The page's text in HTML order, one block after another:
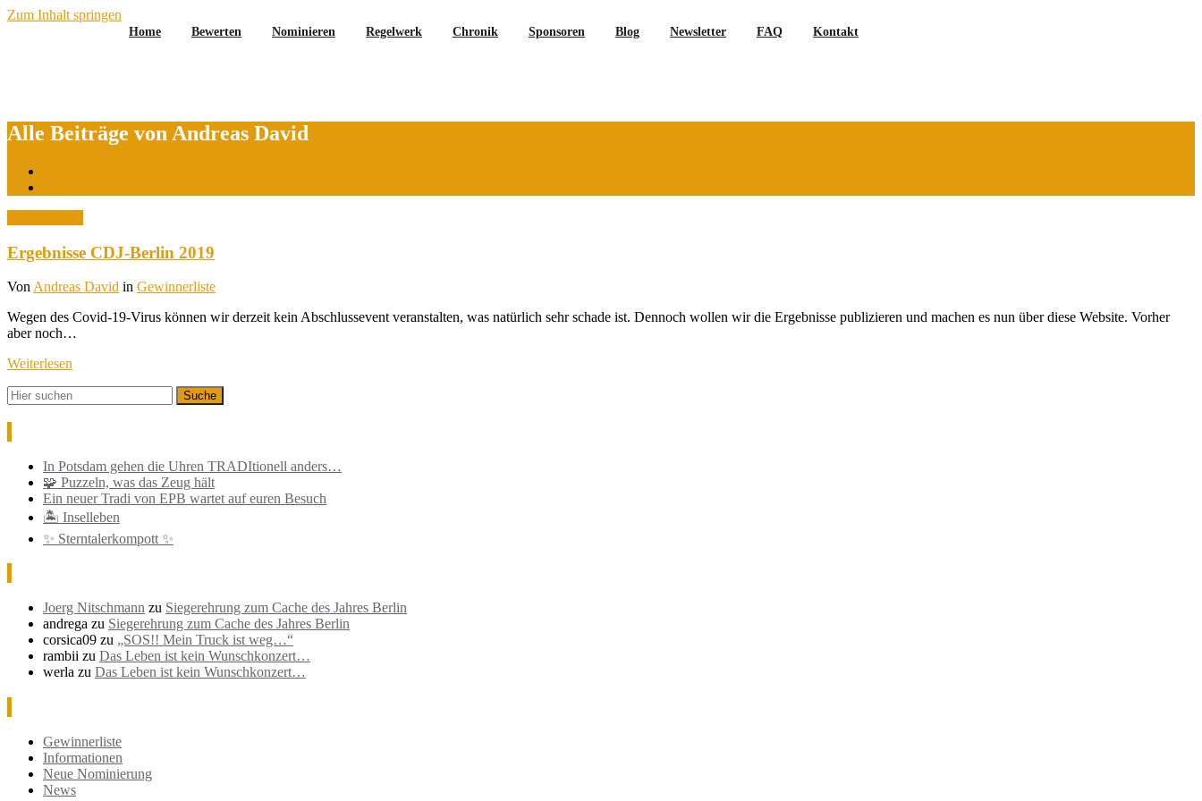
Zum Inhalt springen
Home Bewerten Nominieren Regelwerk Chronik Sponsoren Blog Newsletter FAQ Kontakt
Alle Beiträge von Andreas David
Ergebnisse CDJ-Berlin 2019
Von Andreas David in Gewinnerliste
Wegen des Covid-19-Virus können wir derzeit kein Abschlussevent veranstalten, was natürlich sehr schade ist. Dennoch wollen wir die Ergebnisse publizieren und machen es nun über diese Website. Vorher
aber noch…
Weiterlesen
In Potsdam gehen die Uhren TRADItionell anders…
🧩 Puzzeln, was das Zeug hält
Ein neuer Tradi von EPB wartet auf euren Besuch
🏝️ Inselleben
✨ Sterntalerkompott ✨
Joerg Nitschmann zu Siegerehrung zum Cache des Jahres Berlin
andrega zu Siegerehrung zum Cache des Jahres Berlin
corsica09 zu „SOS!! Mein Truck ist weg…“
rambii zu Das Leben ist kein Wunschkonzert…
werla zu Das Leben ist kein Wunschkonzert…
Gewinnerliste
Informationen
Neue Nominierung
News